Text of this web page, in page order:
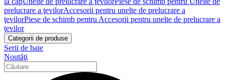
prelucrare a ţevilorAccesorii pentru unelte de prelucrare a
ţevilorPiese de schimb pentru Accesorii pentru unelte de prelucrare a
ţevilor
Categorii de produse
Serii de baie
Noutăţi